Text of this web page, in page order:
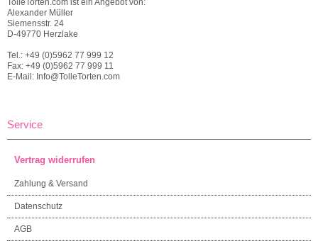
TolleTorten.com ist ein Angebot von:
Alexander Müller
Siemensstr. 24
D-49770 Herzlake
Tel.: +49 (0)5962 77 999 12
Fax: +49 (0)5962 77 999 11
E-Mail: Info@TolleTorten.com
Service
Vertrag widerrufen
Zahlung & Versand
Datenschutz
AGB